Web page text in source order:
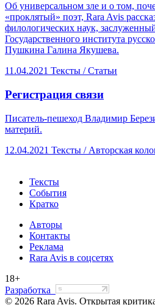
Об универсальном зле и о том,
«проклятый» поэт, Rara Avis
филологических наук,
Государственного института
Пушкина Галина Якушева.
11.04.2021 Тексты /Статьи
​Регистрация связи
Писатель-пешеход Владимир
материй.
12.04.2021 Тексты / Авторская
Тексты
События
Кратко
Авторы
Контакты
Реклама
Rara Avis в соцсетях
18+
Разработка
© 2026 Rara Avis. Открытая